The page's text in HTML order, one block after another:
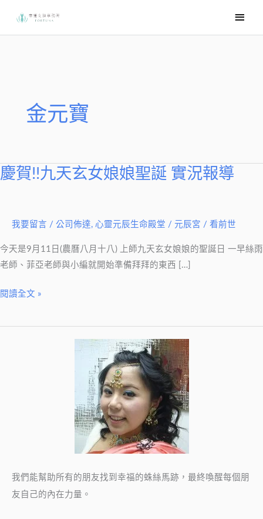
要
金元寶
慶賀!!九天玄女娘娘聖誕 實況報導
我要留言 / 公司佈達, 心靈元辰生命殿堂 / 元辰宮 / 看前世
今天是9月11日(農曆八月十八) 上師九天玄女娘娘的聖誕日 一早絲雨
老師、菲亞老師與小編就開始準備拜拜的東西 […]
慶
女
娘
聖
閱讀全文 »
我們能幫助所有的朋友找到幸福的蛛絲馬跡，最終喚醒每個朋
友自己的內在力量。